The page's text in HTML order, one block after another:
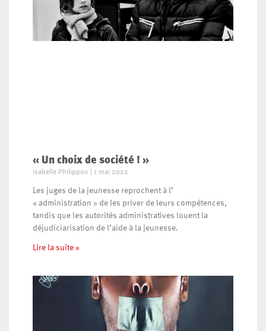
« Un choix de société ! »
Isabelle Philippon 1 mai 2022
Les juges de la jeunesse reprochent à l’
« administration » de les priver de leurs compétences,
tandis que les autorités administratives louent la
déjudiciarisation de l’aide à la jeunesse.
Lire la suite »